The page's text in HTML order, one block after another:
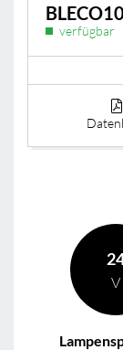
verfügbar
V